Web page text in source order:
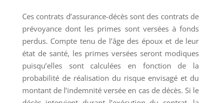
Ces contrats d’assurance-décès sont des contrats de
prévoyance dont les primes sont versées à fonds
perdus. Compte tenu de l’âge des époux et de leur
état de santé, les primes versées seront modiques
puisqu’elles sont calculées en fonction de la
probabilité de réalisation du risque envisagé et du
montant de l’indemnité versée en cas de décès. Si le